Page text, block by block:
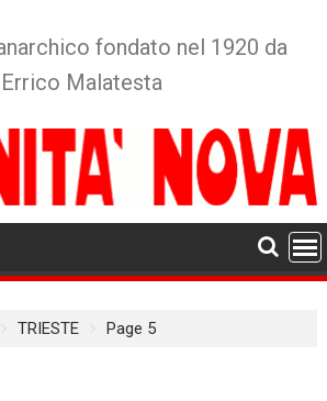
fondato nel 1920 da
Errico Malatesta
TRIESTE Page 5